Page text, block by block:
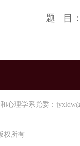
题 目
理学系党委：
权所有